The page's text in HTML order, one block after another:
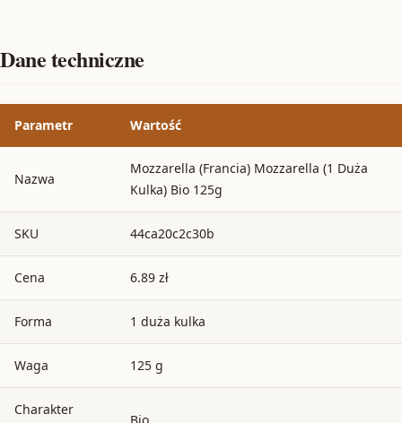
Dane techniczne
Parametr Wartość
Nazwa
Mozzarella (Francia) Mozzarella (1 Duża
Kulka) Bio 125g
SKU 44ca20c2c30b
Cena 6.89 zł
Forma 1 duża kulka
Waga 125 g
Charakter